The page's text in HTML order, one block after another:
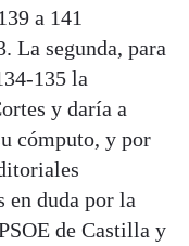
a 141
La segunda, para
135 la
y daría a
cómputo, y por
en duda por la
de Castilla y